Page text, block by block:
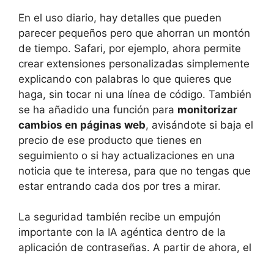
En el uso diario, hay detalles que pueden
parecer pequeños pero que ahorran un montón
de tiempo. Safari, por ejemplo, ahora permite
crear extensiones personalizadas simplemente
explicando con palabras lo que quieres que
haga, sin tocar ni una línea de código. También
se ha añadido una función para monitorizar
cambios en páginas web, avisándote si baja el
precio de ese producto que tienes en
seguimiento o si hay actualizaciones en una
noticia que te interesa, para que no tengas que
estar entrando cada dos por tres a mirar.
La seguridad también recibe un empujón
importante con la IA agéntica dentro de la
aplicación de contraseñas. A partir de ahora, el